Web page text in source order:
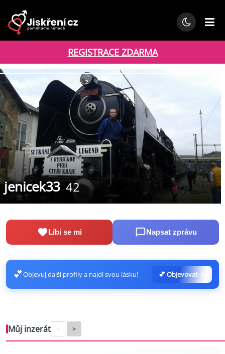
REGISTRACE ZDARMA
jenicek33 42
Líbí se mi Napsat zprávu
💕Objevuj další profily a najdi svou lásku! 💕 Objevovat
Můj inzerát < >